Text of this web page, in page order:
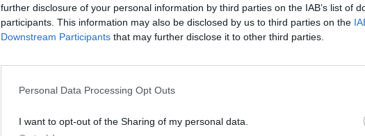
further disclosure of your personal information by third parties on the IAB’s list of
participants. This information may also be disclosed by us to third parties on the
Downstream Participants that may further disclose it to other third parties.
Personal Data Processing Opt Outs
I want to opt-out of the Sharing of my personal data.
20 Μαΐου 2023